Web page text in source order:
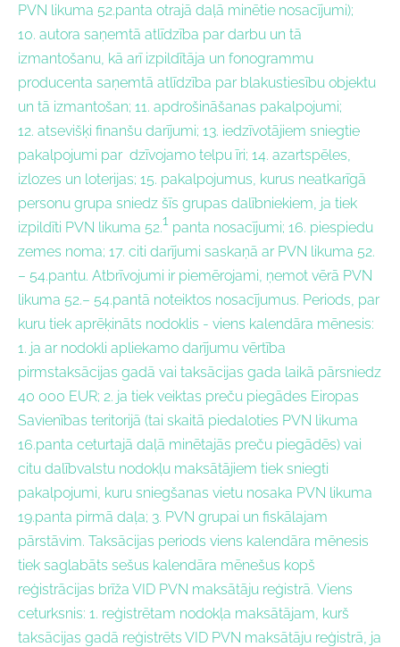
PVN likuma 52.panta otrajā daļā minētie nosacījumi);
10. autora saņemtā atlīdzība par darbu un tā
izmantošanu, kā arī izpildītāja un fonogrammu
producenta saņemtā atlīdzība par blakustiesību objektu
un tā izmantošan; 11. apdrošināšanas pakalpojumi;
12. atsevišķi finanšu darījumi; 13. iedzīvotājiem sniegtie
pakalpojumi par dzīvojamo telpu īri; 14. azartspēles,
izlozes un loterijas; 15. pakalpojumus, kurus neatkarīgā
personu grupa sniedz šīs grupas dalībniekiem, ja tiek
izpildīti PVN likuma 52.1 panta nosacījumi; 16. piespiedu
zemes noma; 17. citi darījumi saskaņā ar PVN likuma 52.
– 54.pantu. Atbrīvojumi ir piemērojami, ņemot vērā PVN
likuma 52.– 54.pantā noteiktos nosacījumus. Periods, par
kuru tiek aprēķināts nodoklis - viens kalendāra mēnesis:
1. ja ar nodokli apliekamo darījumu vērtība
pirmstaksācijas gadā vai taksācijas gada laikā pārsniedz
40 000 EUR; 2. ja tiek veiktas preču piegādes Eiropas
Savienības teritorijā (tai skaitā piedaloties PVN likuma
16.panta ceturtajā daļā minētajās preču piegādēs) vai
citu dalībvalstu nodokļu maksātājiem tiek sniegti
pakalpojumi, kuru sniegšanas vietu nosaka PVN likuma
19.panta pirmā daļa; 3. PVN grupai un fiskālajam
pārstāvim. Taksācijas periods viens kalendāra mēnesis
tiek saglabāts sešus kalendāra mēnešus kopš
reģistrācijas brīža VID PVN maksātāju reģistrā. Viens
ceturksnis: 1. reģistrētam nodokļa maksātājam, kurš
taksācijas gadā reģistrēts VID PVN maksātāju reģistrā, ja